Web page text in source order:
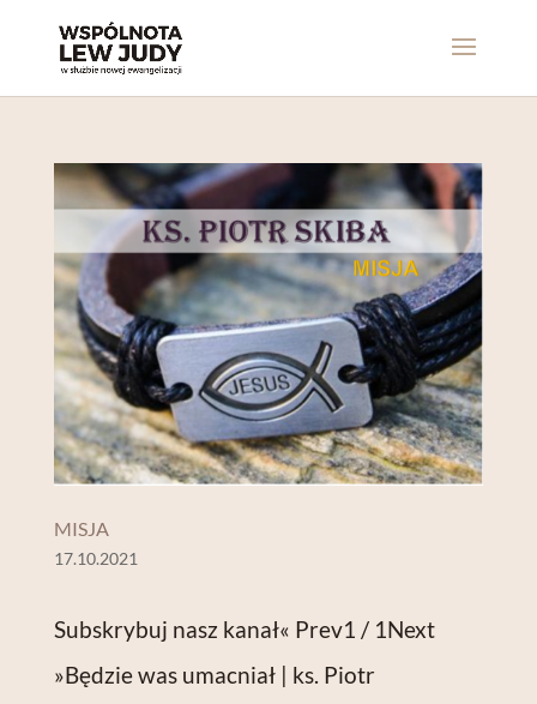
MISJA
17.10.2021
Subskrybuj nasz kanał« Prev1 / 1Next
»Będzie was umacniał | ks. Piotr